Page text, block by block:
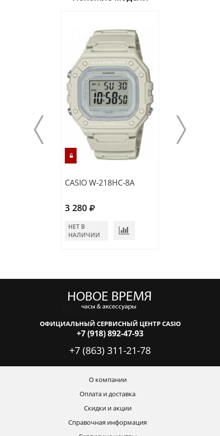
CASIO W-218HC-8A
3 280
НЕТ В
НАЛИЧИИ
ОФИЦИАЛЬНЫЙ СЕРВИСНЫЙ ЦЕНТР CASIO
+7 (918) 892-47-93
+7 (863) 311-21-78
О компании
Оплата и доставка
Скидки и акции
Справочная информация